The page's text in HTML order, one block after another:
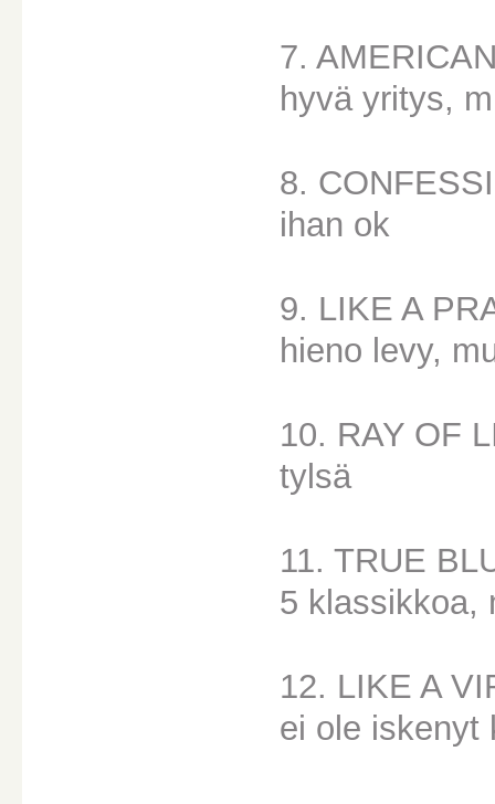
7.
hyvä yritys,
8.
ihan ok
9. LIKE A
hieno levy,
10. RAY OF
tylsä
11. TRUE
5 klassikkoa,
12. LIKE A
ei ole iskenyt